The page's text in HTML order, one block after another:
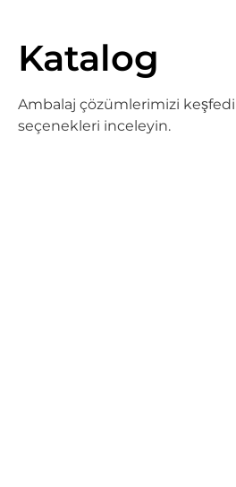
Katalog
Ambalaj çözümlerimizi
seçenekleri inceleyin.